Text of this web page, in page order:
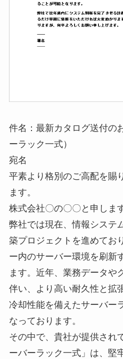
件名：最新カタログ送付の
ーラック一式）
宛名
平素より格別のご高配を賜
ます。
株式会社〇の〇〇と申しま
弊社では現在、情報システ
築プロジェクトを進めてお
ー内のサーバー環境を刷新
ます。近年、業務データや
伴い、より高い耐久性と拡
冷却性能を備えたサーバー
なっております。
その中で、貴社が提供され
ーバーラック一式」は、堅